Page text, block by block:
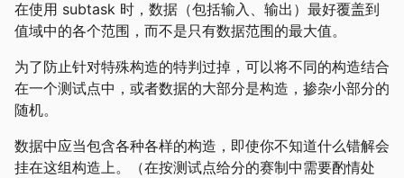
在使用 subtask 时，数据（包括输入、输出）最好覆盖到
值域中的各个范围，而不是只有数据范围的最大值。
为了防止针对特殊构造的特判过掉，可以将不同的构造结合
在一个测试点中，或者数据的大部分是构造，掺杂小部分的
随机。
数据中应当包含各种各样的构造，即使你不知道什么错解会
挂在这组构造上。（在按测试点给分的赛制中需要酌情处